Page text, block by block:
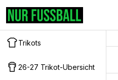
Trikots
26-27 Trikot-Ubersicht